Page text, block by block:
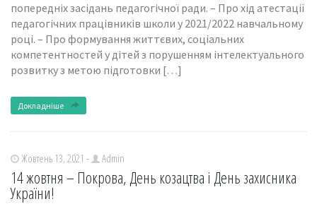
попередніх засідань педагогічної ради. – Про хід атестації
педагогічних працівників школи у 2021/2022 навчальному
році. – Про формування життєвих, соціальних
компетентностей у дітей з порушенням інтелектуального
розвитку з метою підготовки […]
Докладніше
Жовтень 13, 2021 - Admin
14 жовтня – Покрова, День козацтва і День захисника
України!